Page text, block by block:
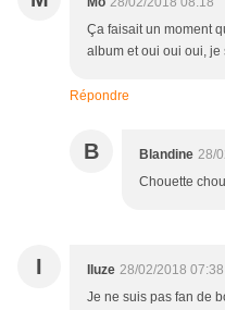
Ça faisait un moment
album et oui oui oui, je
Répondre
B Blandine 28/
Chouette
I Iluze 28/02/2018 07:38
Je ne suis pas fan de